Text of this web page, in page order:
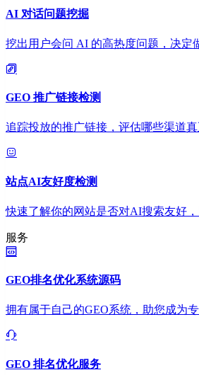
AI 对话问题挖掘
挖出用户会问 AI 的高热度问题，决定
GEO 推广链接检测
追踪投放的推广链接，评估哪些渠道
站点AI友好度检测
快速了解你的网站是否对AI搜索友好
服务
GEO排名优化系统源码
拥有属于自己的GEO系统，助您成为
GEO 排名优化服务